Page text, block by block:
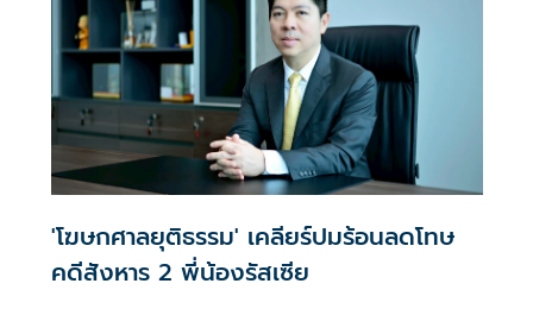
'โฆษกศาลยุติธรรม' เคลียร์ปมร้อนลดโทษ
คดีสังหาร 2 พี่น้องรัสเซีย